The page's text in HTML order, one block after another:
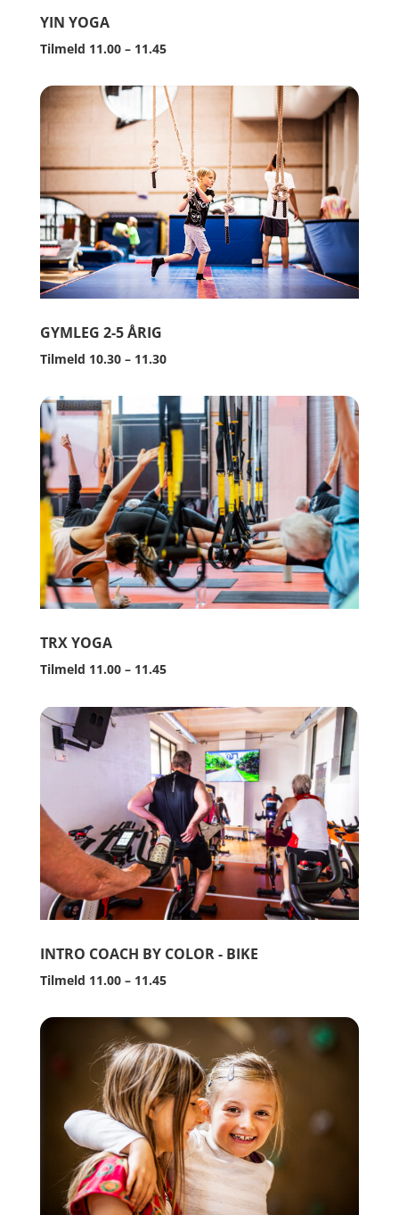
YIN YOGA
Tilmeld 11.00 – 11.45
GYMLEG 2-5 ÅRIG
Tilmeld 10.30 – 11.30
TRX YOGA
Tilmeld 11.00 – 11.45
INTRO COACH BY COLOR - BIKE
Tilmeld 11.00 – 11.45